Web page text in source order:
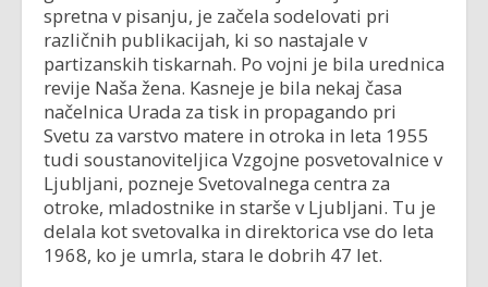
spretna v pisanju, je začela sodelovati pri
različnih publikacijah, ki so nastajale v
partizanskih tiskarnah. Po vojni je bila urednica
revije Naša žena. Kasneje je bila nekaj časa
načelnica Urada za tisk in propagando pri
Svetu za varstvo matere in otroka in leta 1955
tudi soustanoviteljica Vzgojne posvetovalnice v
Ljubljani, pozneje Svetovalnega centra za
otroke, mladostnike in starše v Ljubljani. Tu je
delala kot svetovalka in direktorica vse do leta
1968, ko je umrla, stara le dobrih 47 let.